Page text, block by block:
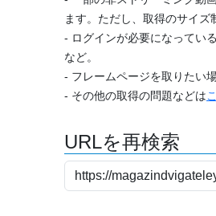
ます。ただし、取得のサイズ
- ログインが必要になってい
など。
- フレームページを取りたい
- その他の取得の問題などは
URLを再検索